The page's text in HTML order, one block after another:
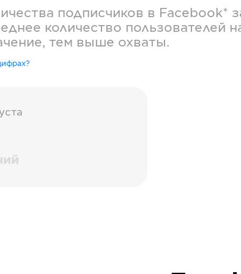
подписчиков в Facebook*
количество пользователей
тем выше охваты.